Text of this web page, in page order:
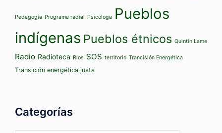
Pedagogía Programa radial Psicóloga Pueblos
indígenas Pueblos étnicos Quintín Lame
Radio Radioteca Ríos SOS territorio Trancisión Energética
Transición energética justa
Categorías